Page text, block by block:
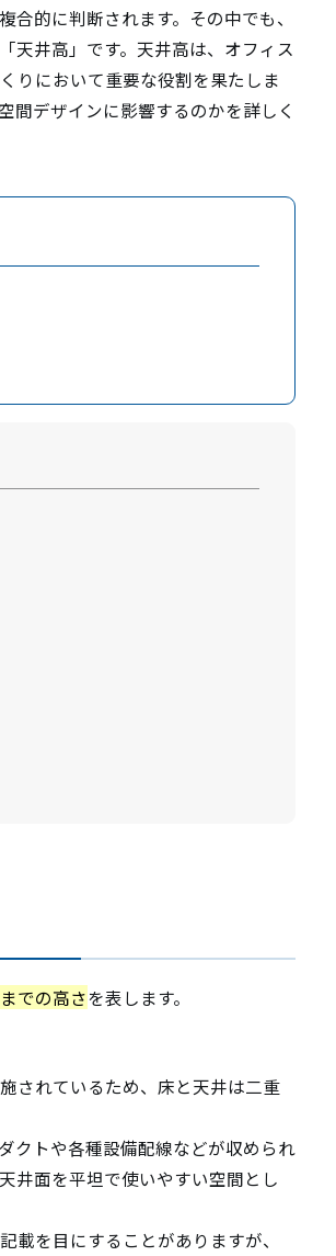
的に判断されます。その中でも、
天井高」です。天井高は、オフィス
りにおいて重要な役割を果たしま
間デザインに影響するのかを詳しく
での高さを表します。
されているため、床と天井は二重
クトや各種設備配線などが収められ
井面を平坦で使いやすい空間とし
載を目にすることがありますが、